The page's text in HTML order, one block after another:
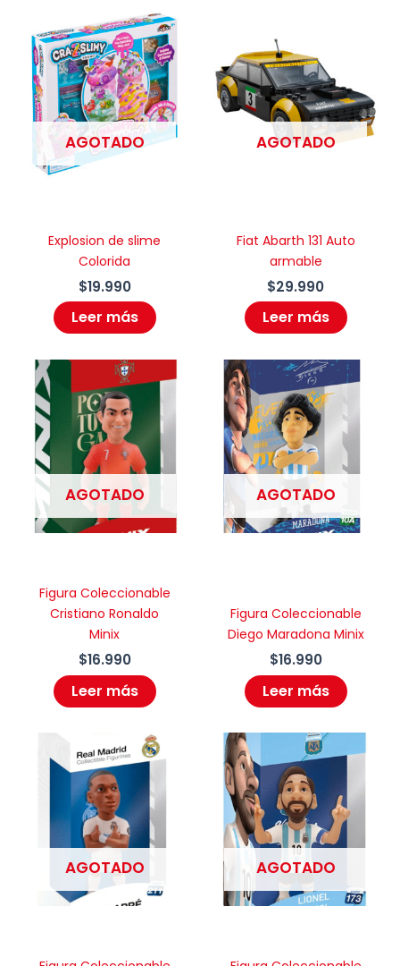
AGOTADO
Explosion de slime
Colorida
$19.990
Leer más
AGOTADO
Fiat Abarth 131 Auto
armable
$29.990
Leer más
AGOTADO
Figura Coleccionable
Cristiano Ronaldo
Minix
$16.990
Leer más
AGOTADO
Figura Coleccionable
Diego Maradona Minix
$16.990
Leer más
AGOTADO AGOTADO